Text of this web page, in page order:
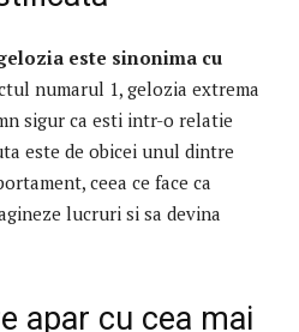
este sinonima cu
numarul 1, gelozia extrema
sigur ca esti intr-o relatie
este de obicei unul dintre
ceea ce face ca
lucruri si sa devina
apar cu cea mai